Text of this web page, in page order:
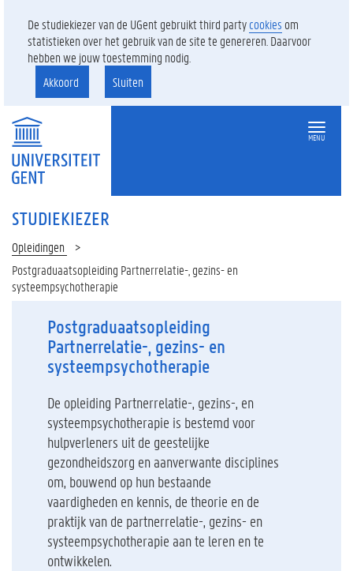
De studiekiezer van de UGent gebruikt third partycookies om
statistieken over het gebruik van de site te genereren. Daarvoor
hebben we jouw toestemming nodig.
Akkoord
Sluiten
MENU
STUDIEKIEZER
Opleidingen
Postgraduaatsopleiding Partnerrelatie-, gezins- en
systeempsychotherapie
Postgraduaatsopleiding
Partnerrelatie-, gezins- en
systeempsychotherapie
De opleiding Partnerrelatie-, gezins-, en
systeempsychotherapie is bestemd voor
hulpverleners uit de geestelijke
gezondheidszorg en aanverwante disciplines
om, bouwend op hun bestaande
vaardigheden en kennis, de theorie en de
praktijk van de partnerrelatie-, gezins- en
systeempsychotherapie aan te leren en te
ontwikkelen.